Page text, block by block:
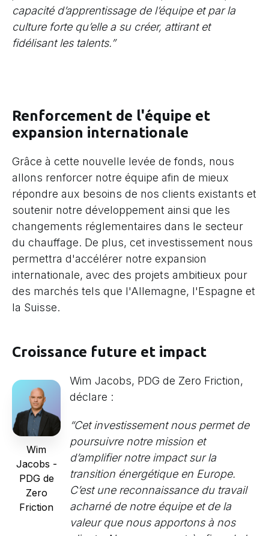
capacité d’apprentissage de l’équipe et par la
culture forte qu’elle a su créer, attirant et
fidélisant les talents.”
Renforcement de l'équipe et
expansion internationale
Grâce à cette nouvelle levée de fonds, nous
allons renforcer notre équipe afin de mieux
répondre aux besoins de nos clients existants et
soutenir notre développement ainsi que les
changements réglementaires dans le secteur
du chauffage. De plus, cet investissement nous
permettra d'accélérer notre expansion
internationale, avec des projets ambitieux pour
des marchés tels que l'Allemagne, l'Espagne et
la Suisse.
Croissance future et impact
Wim
Jacobs -
PDG de
Zero
Friction
Wim Jacobs, PDG de Zero Friction,
déclare :
“Cet investissement nous permet de
poursuivre notre mission et
d’amplifier notre impact sur la
transition énergétique en Europe.
C’est une reconnaissance du travail
acharné de notre équipe et de la
valeur que nous apportons à nos